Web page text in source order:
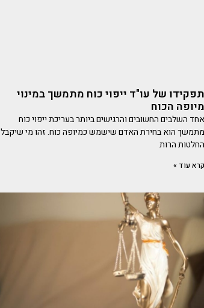
תפקידו של עו"ד ייפוי כוח מתמשך במינוי
מיופה הכוח
אחד השלבים החשובים והרגישים ביותר בעריכת ייפוי כוח
מתמשך הוא בחירת האדם שישמש כמיופה כוח. זהו מי שיקבל
החלטות הרות
קרא עוד »